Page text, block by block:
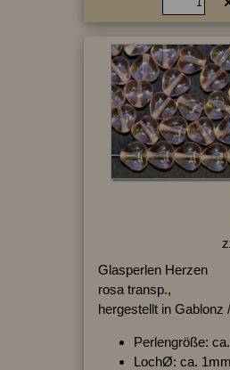
Glasperlen Herzen
rosa transp.,
hergestellt in Gablonz
Perlengröße:
LochØ: ca. 1mm